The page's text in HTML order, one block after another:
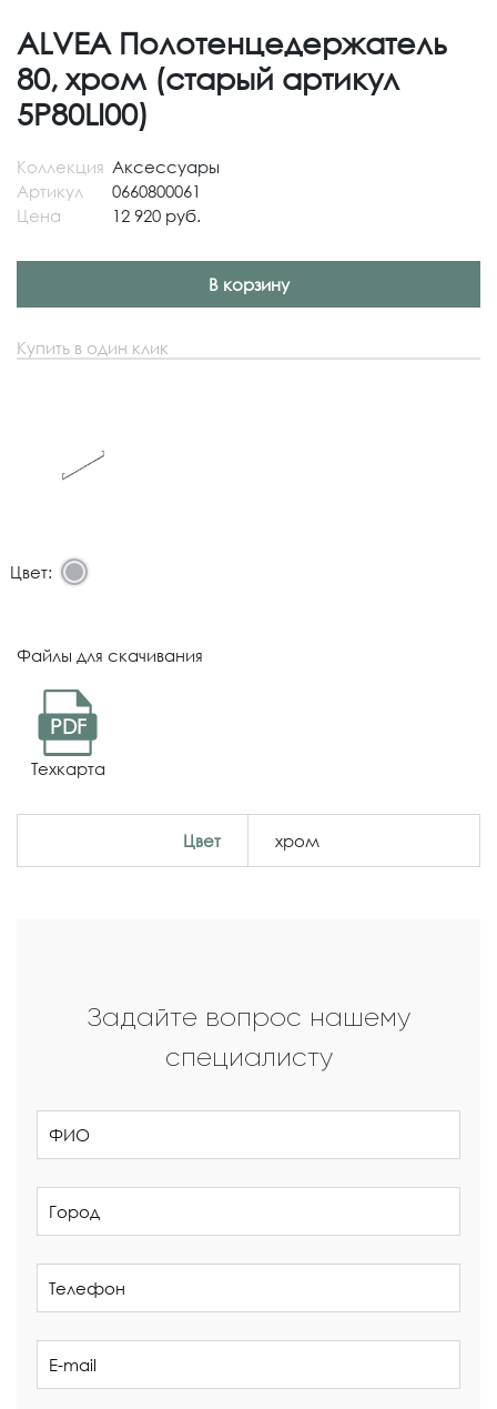
ALVEA Полотенцедержатель
80, хром (старый артикул
5P80LI00)
Коллекция Аксессуары
Артикул
0660800061
Цена
12 920 руб.
В корзину
Купить в один клик
Цвет:
Файлы для скачивания
PDF
Техкарта
Цвет хром
Задайте вопрос нашему
специалисту